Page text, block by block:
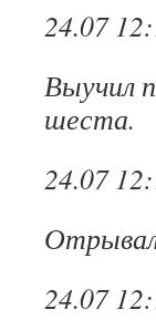
24.07
Выучил
шеста.
24.07
24.07